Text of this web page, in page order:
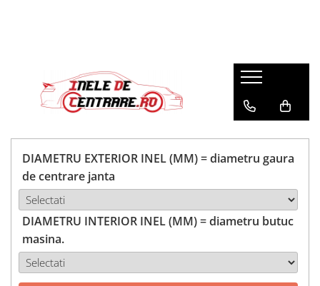
DIAMETRU EXTERIOR INEL (MM) = diametru gaura
de centrare janta
DIAMETRU INTERIOR INEL (MM) = diametru butuc
masina.